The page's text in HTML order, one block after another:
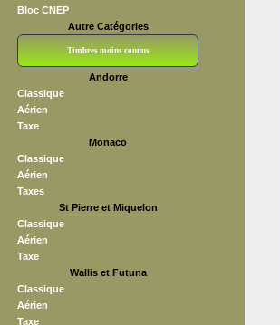
Bloc CNEP
Autre Catégories
Timbres moins connus
Andorre
Classique
Aérien
Taxe
Monaco
Classique
Aérien
Taxes
St Pierre et Miquelon
Classique
Aérien
Taxe
Wallis et Futuna
Classique
Aérien
Taxe